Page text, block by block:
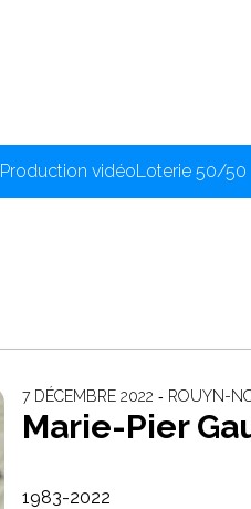
Production vidéoLoterie 50/50
7 DÉCEMBRE 2022 ‐ ROUYN-
Marie-Pier
1983-2022